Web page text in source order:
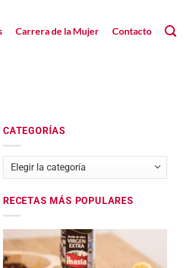
Carrera de la Mujer Contacto
CATEGORÍAS
Categorías
RECETAS MÁS POPULARES